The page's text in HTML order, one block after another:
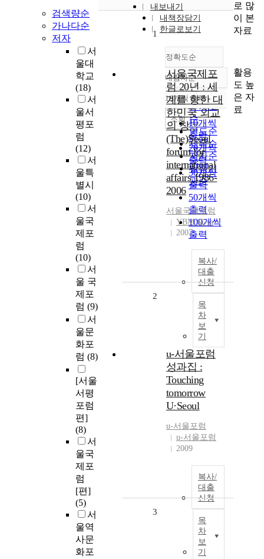
검색량순
가나다순
저자
서
울대
학교
(18)
서
울서
평포
럼
(12)
서
울특
별시
(10)
서
울국
제포
럼
(10)
서
울 국
제포
럼 (9)
서
울문
화포
럼 (8)
[서울
서평
포럼
편]
(8)
서
울국
제포
럼
[편]
(5)
서
울역
사문
화포
내보내기
내책장담기
한글로보기
정확도순
정확도
순
인기도
순
연도순
제목순
저자순
발행기
관순
내림차순
내림차순
10개씩 출력
10개씩
출력
20개씩
출력
30개씩
출력
50개씩
출력
100개씩
출력
조회
1
서울국제포
럼 20년 : 세
계를 향한 대
한민국 외교
의 창 =
(The)Seoul
forum for
international
affairs 1986-
2006
서울국제포럼
YBM Si-sa
2007
복사/
대출
신청
목
차
보
기
2
u-서울포럼
성과집 :
Touching
tomorrow
U·Seoul
u-서울포럼
u-서울포럼
2009
복사/
대출
신청
목
차
보
기
3
로 많
이 본
자료
활용
도 높
은 자
료